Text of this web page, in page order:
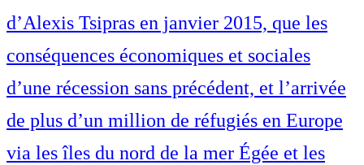
d’Alexis Tsipras en janvier 2015, que les
conséquences économiques et sociales
d’une récession sans précédent, et l’arrivée
de plus d’un million de réfugiés en Europe
via les îles du nord de la mer Égée et les